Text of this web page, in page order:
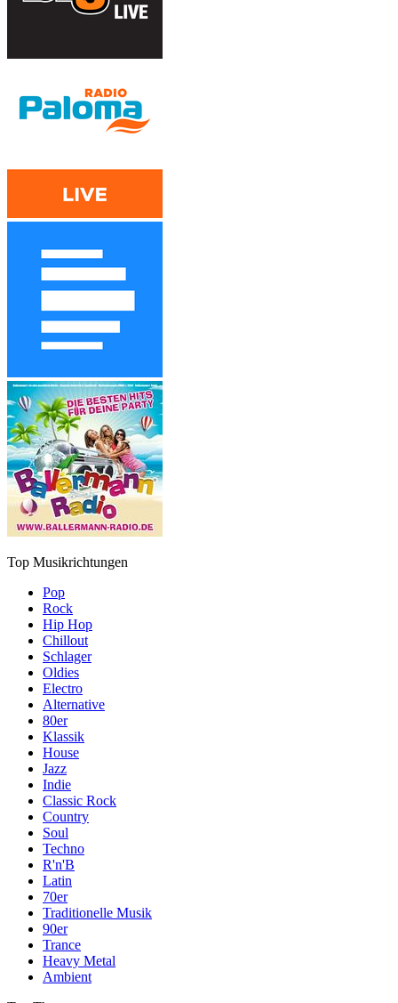
Top Musikrichtungen
Pop
Rock
Hip Hop
Chillout
Schlager
Oldies
Electro
Alternative
80er
Klassik
House
Jazz
Indie
Classic Rock
Country
Soul
Techno
R'n'B
Latin
70er
Traditionelle Musik
90er
Trance
Heavy Metal
Ambient